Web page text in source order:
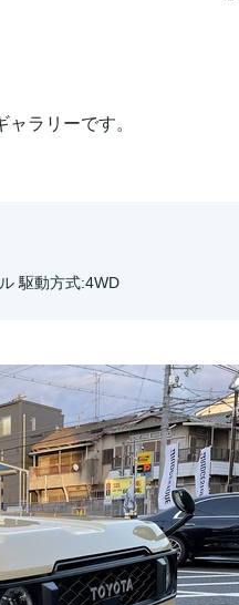
ラリーです。
駆動方式:4WD